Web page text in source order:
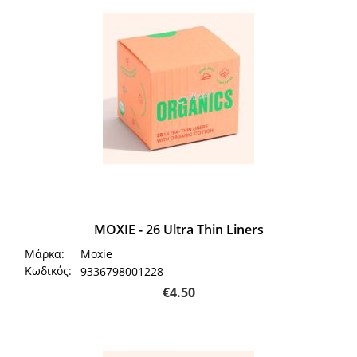
MOXIE - 26 Ultra Thin Liners
Μάρκα:
Moxie
Κωδικός:
9336798001228
€4.50